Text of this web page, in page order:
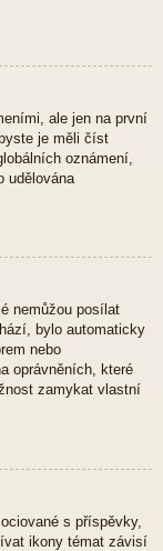
ale jen na první
je měli číst
oznámení,
udělována
nemůžou posílat
bylo automaticky
nebo
oprávněních, které
zamykat vlastní
s příspěvky,
ikony témat závisí